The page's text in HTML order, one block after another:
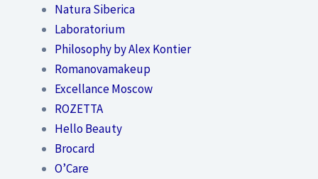
Natura Siberica
Laboratorium
Philosophy by Alex Kontier
Romanovamakeup
Excellance Moscow
ROZETTA
Hello Beauty
Brocard
O’Care